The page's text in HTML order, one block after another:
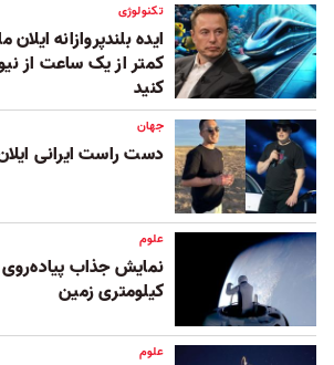
تکنولوژی
ایده بلندپروازانه
کمتر از یک ساعت از
کنید
جهان
دست راست ایرانی
علوم
کیلومتری زمین
علوم